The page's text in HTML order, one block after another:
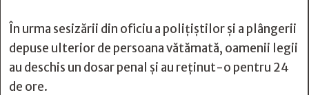
În urma sesizării din oficiu a polițiștilor și a plângerii
depuse ulterior de persoana vătămată, oamenii legii
au deschis un dosar penal și au reținut-o pentru 24
de ore.